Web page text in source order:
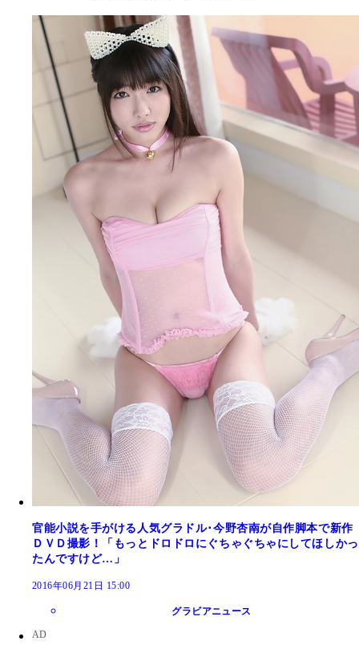
官能小説を手がける人気グラドル･今野杏南が自作脚本で新作
ＤＶＤ撮影！「もっとドロドロにぐちゃぐちゃにしてほしかっ
たんですけど…」
2016年06月21日 15:00
グラビアニュース